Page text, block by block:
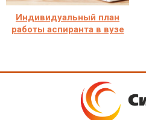
Индивидуальный план
работы аспиранта в вузе